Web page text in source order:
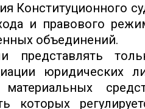
Конституционного
и правового
объединений.
представлять
юридических
которых